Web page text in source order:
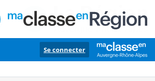
Se connecter